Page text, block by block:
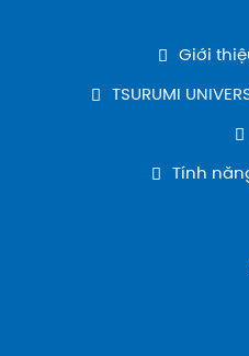
Giới
TSURUMI
Tính